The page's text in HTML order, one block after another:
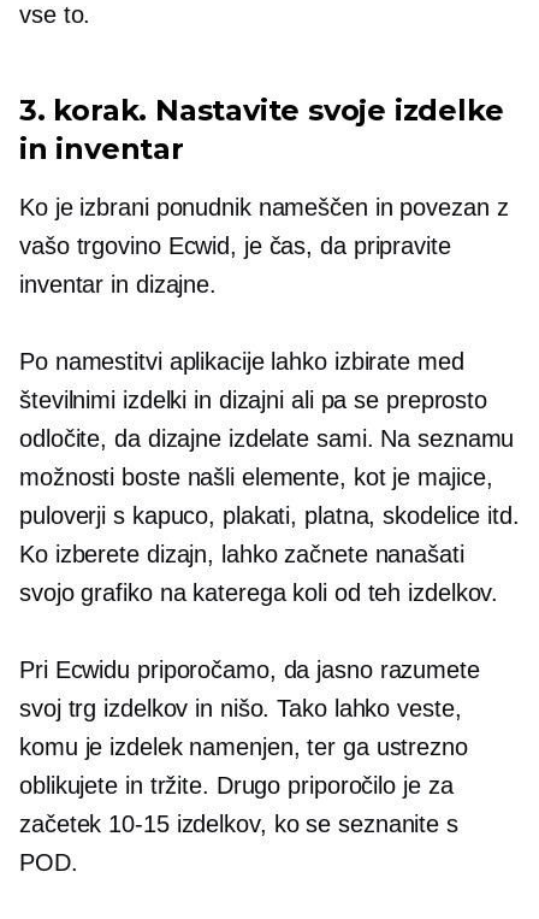
vse to.
3. korak. Nastavite svoje izdelke
in inventar
Ko je izbrani ponudnik nameščen in povezan z
vašo trgovino Ecwid, je čas, da pripravite
inventar in dizajne.
Po namestitvi aplikacije lahko izbirate med
številnimi izdelki in dizajni ali pa se preprosto
odločite, da dizajne izdelate sami. Na seznamu
možnosti boste našli elemente, kot je majice,
puloverji s kapuco, plakati, platna, skodelice itd.
Ko izberete dizajn, lahko začnete nanašati
svojo grafiko na katerega koli od teh izdelkov.
Pri Ecwidu priporočamo, da jasno razumete
svoj trg izdelkov in nišo. Tako lahko veste,
komu je izdelek namenjen, ter ga ustrezno
oblikujete in tržite. Drugo priporočilo je za
začetek 10-15izdelkov, ko se seznanite s
POD.